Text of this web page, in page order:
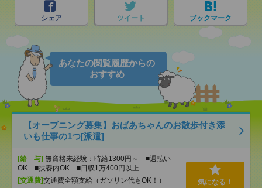
シェア ツイート ブックマーク
あなたの閲覧履歴からの
おすすめ
【オープニング募集】おばあちゃんのお散歩付き添
いも仕事の1つ[派遣]
[給 与] 無資格未経験：時給1300円～ ■週払い
OK ■扶養内OK ■日収1万400円以上
[交通費]交通費全額支給（ガソリン代もOK！）
気になる！